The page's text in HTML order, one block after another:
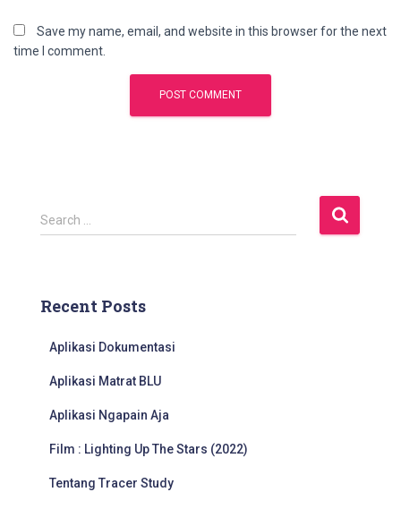
Save my name, email, and website in this browser for the next
time I comment.
S
e
h
Search …
Recent Posts
Aplikasi Dokumentasi
Aplikasi Matrat BLU
Aplikasi Ngapain Aja
Film : Lighting Up The Stars (2022)
Tentang Tracer Study